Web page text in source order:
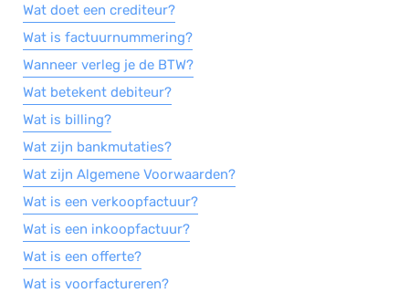
Wat doet een crediteur?
Wat is factuurnummering?
Wanneer verleg je de BTW?
Wat betekent debiteur?
Wat is billing?
Wat zijn bankmutaties?
Wat zijn Algemene Voorwaarden?
Wat is een verkoopfactuur?
Wat is een inkoopfactuur?
Wat is een offerte?
Wat is voorfactureren?